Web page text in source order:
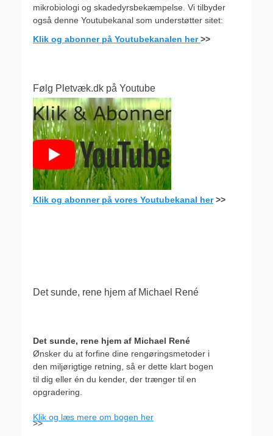
mikrobiologi og skadedyrsbekæmpelse. Vi tilbyder
også denne Youtubekanal som understøtter sitet:
Klik og abonner på Youtubekanalen her>>
Følg Pletvæk.dk på Youtube
Klik og abonner på vores Youtubekanal her>>
Det sunde, rene hjem af Michael René
Det sunde, rene hjem af Michael René
Ønsker du at forfine dine rengøringsmetoder i
den miljørigtige retning, så er dette klart bogen
til dig eller én du kender, der trænger til en
opgradering.
Klik og læs mere om bogen her
>>